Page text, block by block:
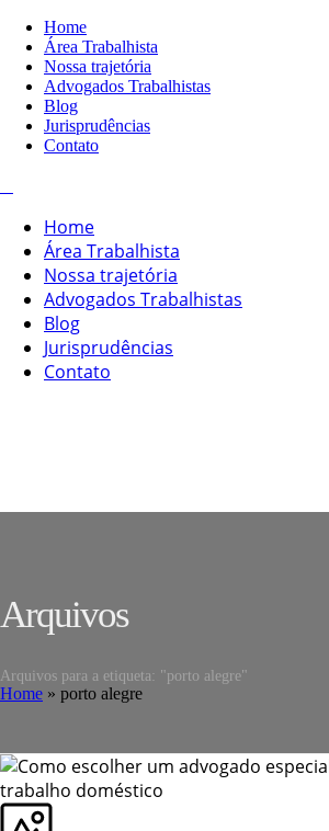
Home
Área Trabalhista
Nossa trajetória
Advogados Trabalhistas
Blog
Jurisprudências
Contato
Home
Área Trabalhista
Nossa trajetória
Advogados Trabalhistas
Blog
Jurisprudências
Contato
Arquivos
Arquivos para a etiqueta: "porto alegre"
Home » porto alegre